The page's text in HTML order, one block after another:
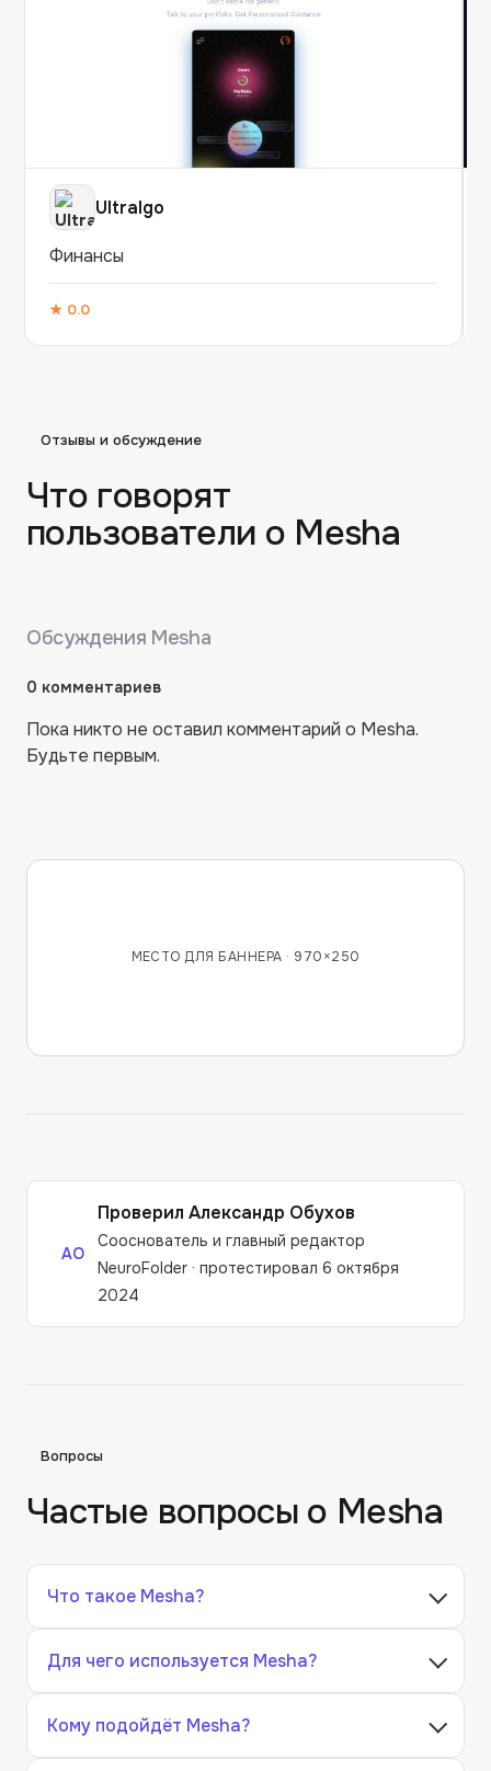
Ultralgo
Финансы
★ 0.0
Отзывы и обсуждение
Что говорят
пользователи о Mesha
Обсуждения Mesha
0 комментариев
Пока никто не оставил комментарий о Mesha.
Будьте первым.
МЕСТО ДЛЯ БАННЕРА · 970×250
АО
Проверил Александр Обухов
Сооснователь и главный редактор
NeuroFolder · протестировал 6 октября
2024
Вопросы
Частые вопросы о Mesha
Что такое Mesha?
Для чего используется Mesha?
Кому подойдёт Mesha?